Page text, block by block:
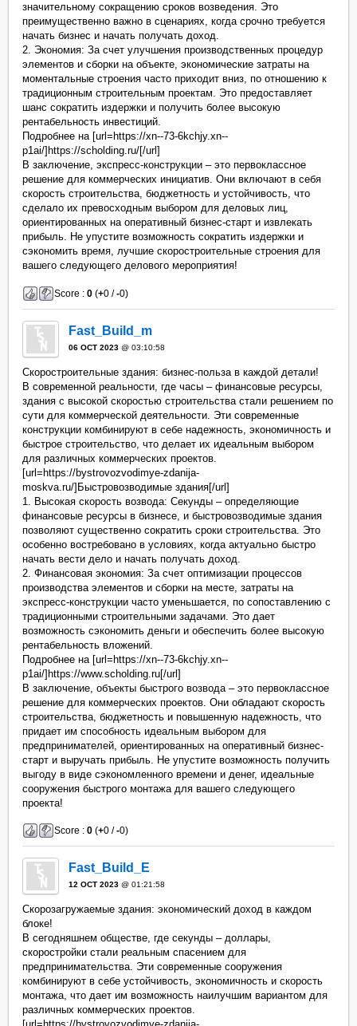
значительному сокращению сроков возведения. Это
преимущественно важно в сценариях, когда срочно требуется
начать бизнес и начать получать доход.
2. Экономия: За счет улучшения производственных процедур
элементов и сборки на объекте, экономические затраты на
моментальные строения часто приходит вниз, по отношению к
традиционным строительным проектам. Это предоставляет
шанс сократить издержки и получить более высокую
рентабельность инвестиций.
Подробнее на [url=https://xn--73-6kchjy.xn--
p1ai/]https://scholding.ru/[/url]
В заключение, экспресс-конструкции – это первоклассное
решение для коммерческих инициатив. Они включают в себя
скорость строительства, бюджетность и устойчивость, что
сделало их превосходным выбором для деловых лиц,
ориентированных на оперативный бизнес-старт и извлекать
прибыль. Не упустите возможность сократить издержки и
сэкономить время, лучшие скоростроительные строения для
вашего следующего делового мероприятия!
Score :0 (+0 /-0)
Fast_Build_m
06 OCT 2023 @ 03:10:58
Скоростроительные здания: бизнес-польза в каждой детали!
В современной реальности, где часы – финансовые ресурсы,
здания с высокой скоростью строительства стали решением по
сути для коммерческой деятельности. Эти современные
конструкции комбинируют в себе надежность, экономичность и
быстрое строительство, что делает их идеальным выбором
для различных коммерческих проектов.
[url=https://bystrovozvodimye-zdanija-
moskva.ru/]Быстровозводимые здания[/url]
1. Высокая скорость возвода: Секунды – определяющие
финансовые ресурсы в бизнесе, и быстровозводимые здания
позволяют существенно сократить сроки строительства. Это
особенно востребовано в условиях, когда актуально быстро
начать вести дело и начать получать доход.
2. Финансовая экономия: За счет оптимизации процессов
производства элементов и сборки на месте, затраты на
экспресс-конструкции часто уменьшается, по сопоставлению с
традиционными строительными задачами. Это дает
возможность сэкономить деньги и обеспечить более высокую
рентабельность вложений.
Подробнее на [url=https://xn--73-6kchjy.xn--
p1ai/]https://www.scholding.ru[/url]
В заключение, объекты быстрого возвода – это первоклассное
решение для коммерческих проектов. Они обладают скорость
строительства, бюджетность и повышенную надежность, что
придает им способность идеальным выбором для
предпринимателей, ориентированных на оперативный бизнес-
старт и выручать прибыль. Не упустите возможность получить
выгоду в виде сэкономленного времени и денег, идеальные
сооружения быстрого монтажа для вашего следующего
проекта!
Score :0 (+0 /-0)
Fast_Build_E
12 OCT 2023 @ 01:21:58
Скорозагружаемые здания: экономический доход в каждом
блоке!
В сегодняшнем обществе, где секунды – доллары,
скоростройки стали реальным спасением для
предпринимательства. Эти современные сооружения
комбинируют в себе устойчивость, экономичность и скорость
монтажа, что дает им возможность наилучшим вариантом для
различных коммерческих проектов.